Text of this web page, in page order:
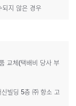
되지 않은 경우
교체(택배비 당사 부
빌딩 5층 ㈜ 항소 고